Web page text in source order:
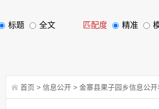
标题 全文 匹配度 精准
首页 > 信息公开 > 金寨县果子园乡信息公开